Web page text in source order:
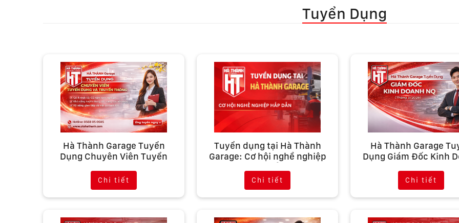
Tuyển Dụng
Hà Thành Garage Tuyển
Dụng Chuyên Viên Tuyển
Chi tiết
Tuyển dụng tại Hà Thành
Garage: Cơ hội nghề nghiệp
Chi tiết
Hà Thành Garage
Dụng Giám Đốc Kinh
Chi tiết